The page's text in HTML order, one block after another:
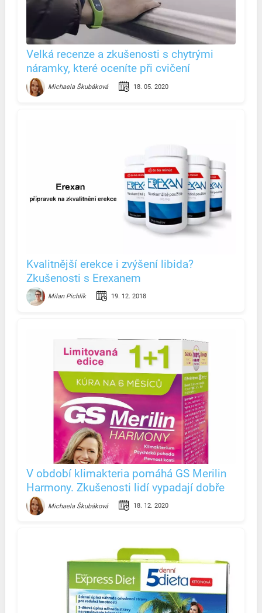
Velká recenze a zkušenosti s chytrými
náramky, které oceníte při cvičení
Michaela Škubáková 18. 05. 2020
Kvalitnější erekce i zvýšení libida?
Zkušenosti s Erexanem
Milan Pichlík 19. 12. 2018
V období klimakteria pomáhá GS Merilin
Harmony. Zkušenosti lidí vypadají dobře
Michaela Škubáková 18. 12. 2020